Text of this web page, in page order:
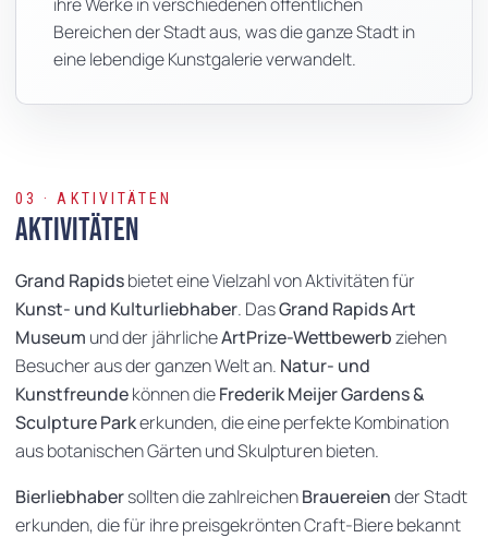
Bereichen der Stadt aus, was die ganze Stadt in
eine lebendige Kunstgalerie verwandelt.
03 · AKTIVITÄTEN
Aktivitäten
Grand Rapidsbietet eine Vielzahl von Aktivitäten für
Kunst- und Kulturliebhaber. DasGrand Rapids Art
Museum und der jährlicheArtPrize-Wettbewerbziehen
Besucher aus der ganzen Welt an. Natur- und
Kunstfreundekönnen dieFrederik Meijer Gardens &
Sculpture Parkerkunden, die eine perfekte Kombination
aus botanischen Gärten und Skulpturen bieten.
Bierliebhabersollten die zahlreichenBrauereiender Stadt
erkunden, die für ihre preisgekrönten Craft-Biere bekannt